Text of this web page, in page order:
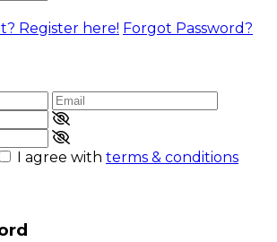
Register here! Forgot Password?
I agree with terms & conditions